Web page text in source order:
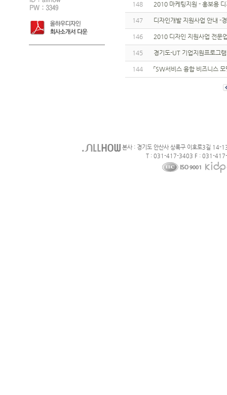
148 2010 마케팅지원 - 홍보용
147 디자인개발 지원사업 안내 -
146 2010 디자인 지원사업 전문
145 경기도-UT 기업지원프로그
144 「SW서비스 융합 비즈니스
본사 : 경기도 안산사 상록구 이호로3길 14-
T : 031-417-3403 F : 031-